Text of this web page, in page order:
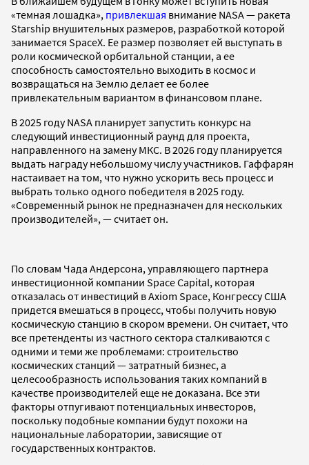
«темная лошадка», привлекшая внимание NASA — ракета
Starship внушительных размеров, разработкой которой
занимается SpaceX. Ее размер позволяет ей выступать в
роли космической орбитальной станции, а ее
способность самостоятельно выходить в космос и
возвращаться на Землю делает ее более
привлекательным вариантом в финансовом плане.
В 2025 году NASA планирует запустить конкурс на
следующий инвестиционный раунд для проекта,
направленного на замену МКС. В 2026 году планируется
выдать награду небольшому числу участников. Гаффарян
настаивает на том, что нужно ускорить весь процесс и
выбрать только одного победителя в 2025 году.
«Современный рынок не предназначен для нескольких
производителей», — считает он.
По словам Чада Андерсона, управляющего партнера
инвестиционной компании Space Capital, которая
отказалась от инвестиций в Axiom Space, Конгрессу США
придется вмешаться в процесс, чтобы получить новую
космическую станцию в скором времени. Он считает, что
все претенденты из частного сектора сталкиваются с
одними и теми же проблемами: строительство
космических станций — затратный бизнес, а
целесообразность использования таких компаний в
качестве производителей еще не доказана. Все эти
факторы отпугивают потенциальных инвесторов,
поскольку подобные компании будут похожи на
национальные лаборатории, зависящие от
государственных контрактов.